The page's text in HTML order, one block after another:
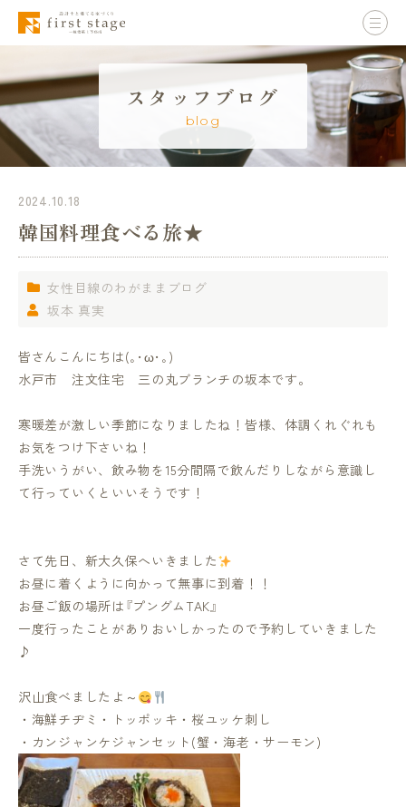
スタッフブログ
blog
2024.10.18
韓国料理食べる旅★
女性目線のわがままブログ
坂本 真実
皆さんこんにちは(｡･ω･｡)
水戸市 注文住宅 三の丸ブランチの坂本です。
寒暖差が激しい季節になりましたね！皆様、体調くれぐれも
お気をつけ下さいね！
手洗いうがい、飲み物を15分間隔で飲んだりしながら意識し
て行っていくといいそうです！
さて先日、新大久保へいきました
お昼に着くように向かって無事に到着！！
お昼ご飯の場所は『プングムTAK』
一度行ったことがありおいしかったので予約していきました
♪
沢山食べましたよ～
・海鮮チヂミ・トッポッキ・桜ユッケ刺し
・カンジャンケジャンセット(蟹・海老・サーモン)